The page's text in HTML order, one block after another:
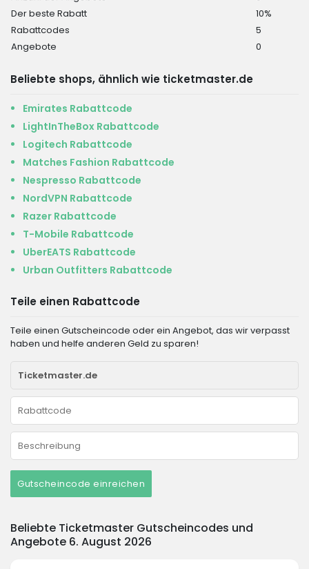
Der beste Rabatt
10%
Rabattcodes
5
Angebote
0
Beliebte shops, ähnlich wie ticketmaster.de
Emirates Rabattcode
LightInTheBox Rabattcode
Logitech Rabattcode
Matches Fashion Rabattcode
Nespresso Rabattcode
NordVPN Rabattcode
Razer Rabattcode
T-Mobile Rabattcode
UberEATS Rabattcode
Urban Outfitters Rabattcode
Teile einen Rabattcode
Teile einen Gutscheincode oder ein Angebot, das wir verpasst
haben und helfe anderen Geld zu sparen!
Gutscheincode einreichen
Beliebte Ticketmaster Gutscheincodes und
Angebote 6. August 2026